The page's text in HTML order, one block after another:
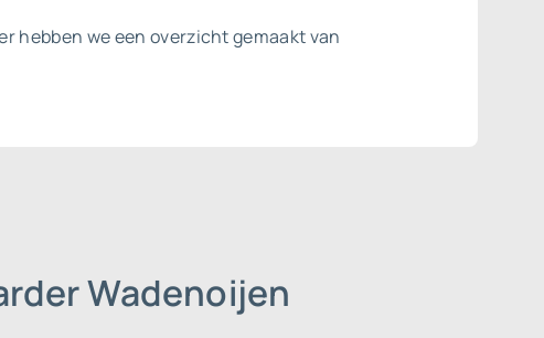
hebben we een overzicht gemaakt van
Wadenoijen